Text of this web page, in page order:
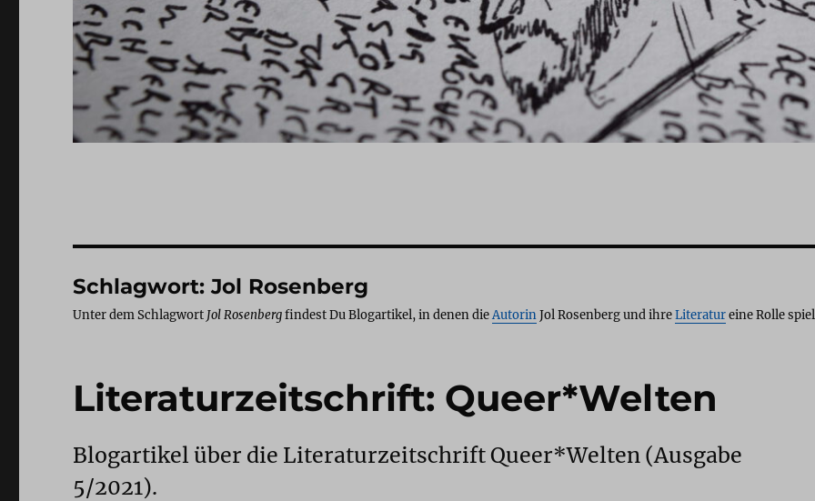
Schlagwort:Jol Rosenberg
Unter dem Schlagwort Jol Rosenbergfindest Du Blogartikel, in denen dieAutorinJol Rosenberg und ihreLiteratureine Rolle
Literaturzeitschrift: Queer*Welten
Blogartikel über die Literaturzeitschrift Queer*Welten (Ausgabe
5/2021).